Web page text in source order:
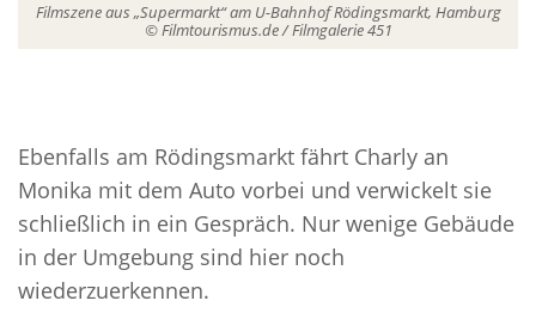
Filmszene aus „Supermarkt“ am U-Bahnhof Rödingsmarkt, Hamburg
© Filmtourismus.de / Filmgalerie 451
Ebenfalls am Rödingsmarkt fährt Charly an
Monika mit dem Auto vorbei und verwickelt sie
schließlich in ein Gespräch. Nur wenige Gebäude
in der Umgebung sind hier noch
wiederzuerkennen.